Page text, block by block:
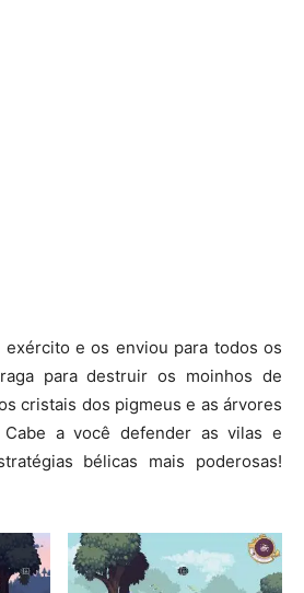
e os enviou para todos os
para destruir os moinhos de
cristais dos pigmeus e as árvores
Cabe a você defender as vilas e
bélicas mais poderosas!